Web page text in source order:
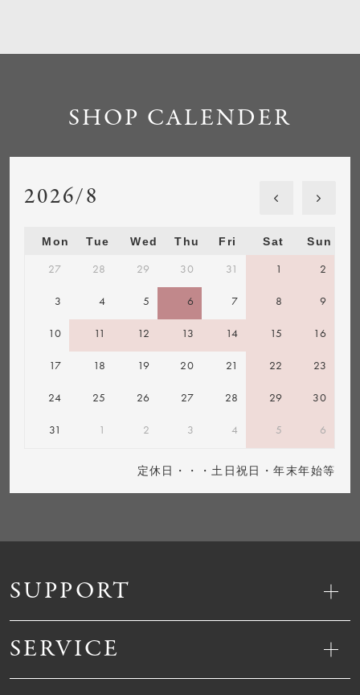
SUPPORT
SERVICE
SHOP CALENDER
2026/8
Mon Tue Wed Thu Fri Sat Sun
27 28 29 30 31 1 2
3 4 5 6 7 8 9
10 11 12 13 14 15 16
17 18 19 20 21 22 23
24 25 26 27 28 29 30
31 1 2 3 4 5 6
定休日・・・土日祝日・年末年始等